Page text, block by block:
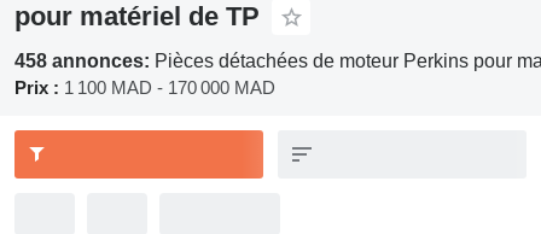
pour matériel de TP
458 annonces: Pièces détachées de moteur Perkins pour
Prix : 1 100 MAD - 170 000 MAD